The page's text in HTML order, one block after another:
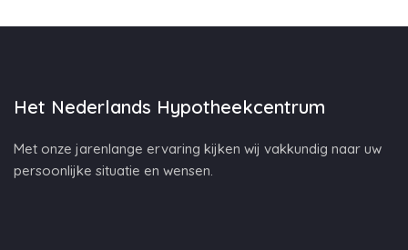
Het Nederlands Hypotheekcentrum
Met onze jarenlange ervaring kijken wij vakkundig naar uw
persoonlijke situatie en wensen.